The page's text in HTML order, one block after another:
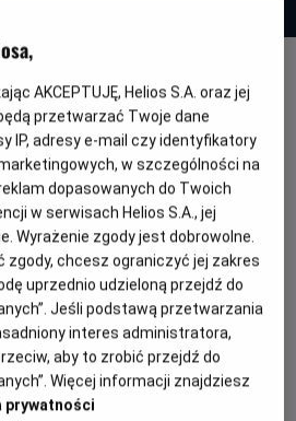
i sól
Minimalny
wiek
Od 15 lat
Kraj
i
rok
produkcji
Polska (2022)
SCENARIUSZ
WIĘCEJ SZCZEGÓŁÓW
AKCEPTUJĘ, Helios S.A. oraz jej
przetwarzać Twoje dane
IP, adresy e-mail czy identyfikatory
w szczególności na
dopasowanych do Twoich
w serwisach Helios S.A., jej
Wyrażenie zgody jest dobrowolne.
zgody, chcesz ograniczyć jej zakres
uprzednio udzieloną przejdź do
Jeśli podstawą przetwarzania
interes administratora,
aby to zrobić przejdź do
Więcej informacji znajdziesz
prywatności